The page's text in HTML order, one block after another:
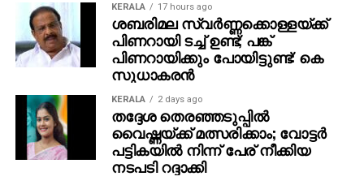
KERALA 17 hours ago
ശബരിമല സ്വര്‍ണ്ണക്കൊള്ളയ്ക്ക്
പിണറായി ടച്ച് ഉണ്ട്; പങ്ക്
പിണറായിക്കും പോയിട്ടുണ്ട്: കെ
സുധാകരന്‍
KERALA 2 days ago
തദ്ദേശ തെരഞ്ഞടുപ്പില്‍
വൈഷ്ണയ്ക്ക് മത്സരിക്കാം; വോട്ടര്‍
പട്ടികയില്‍ നിന്ന് പേര് നീക്കിയ
നടപടി റദ്ദാക്കി